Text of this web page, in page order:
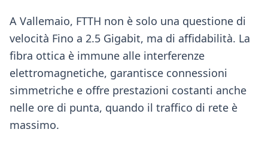
A Vallemaio, FTTH non è solo una questione di
velocità Fino a 2.5 Gigabit, ma di affidabilità. La
fibra ottica è immune alle interferenze
elettromagnetiche, garantisce connessioni
simmetriche e offre prestazioni costanti anche
nelle ore di punta, quando il traffico di rete è
massimo.